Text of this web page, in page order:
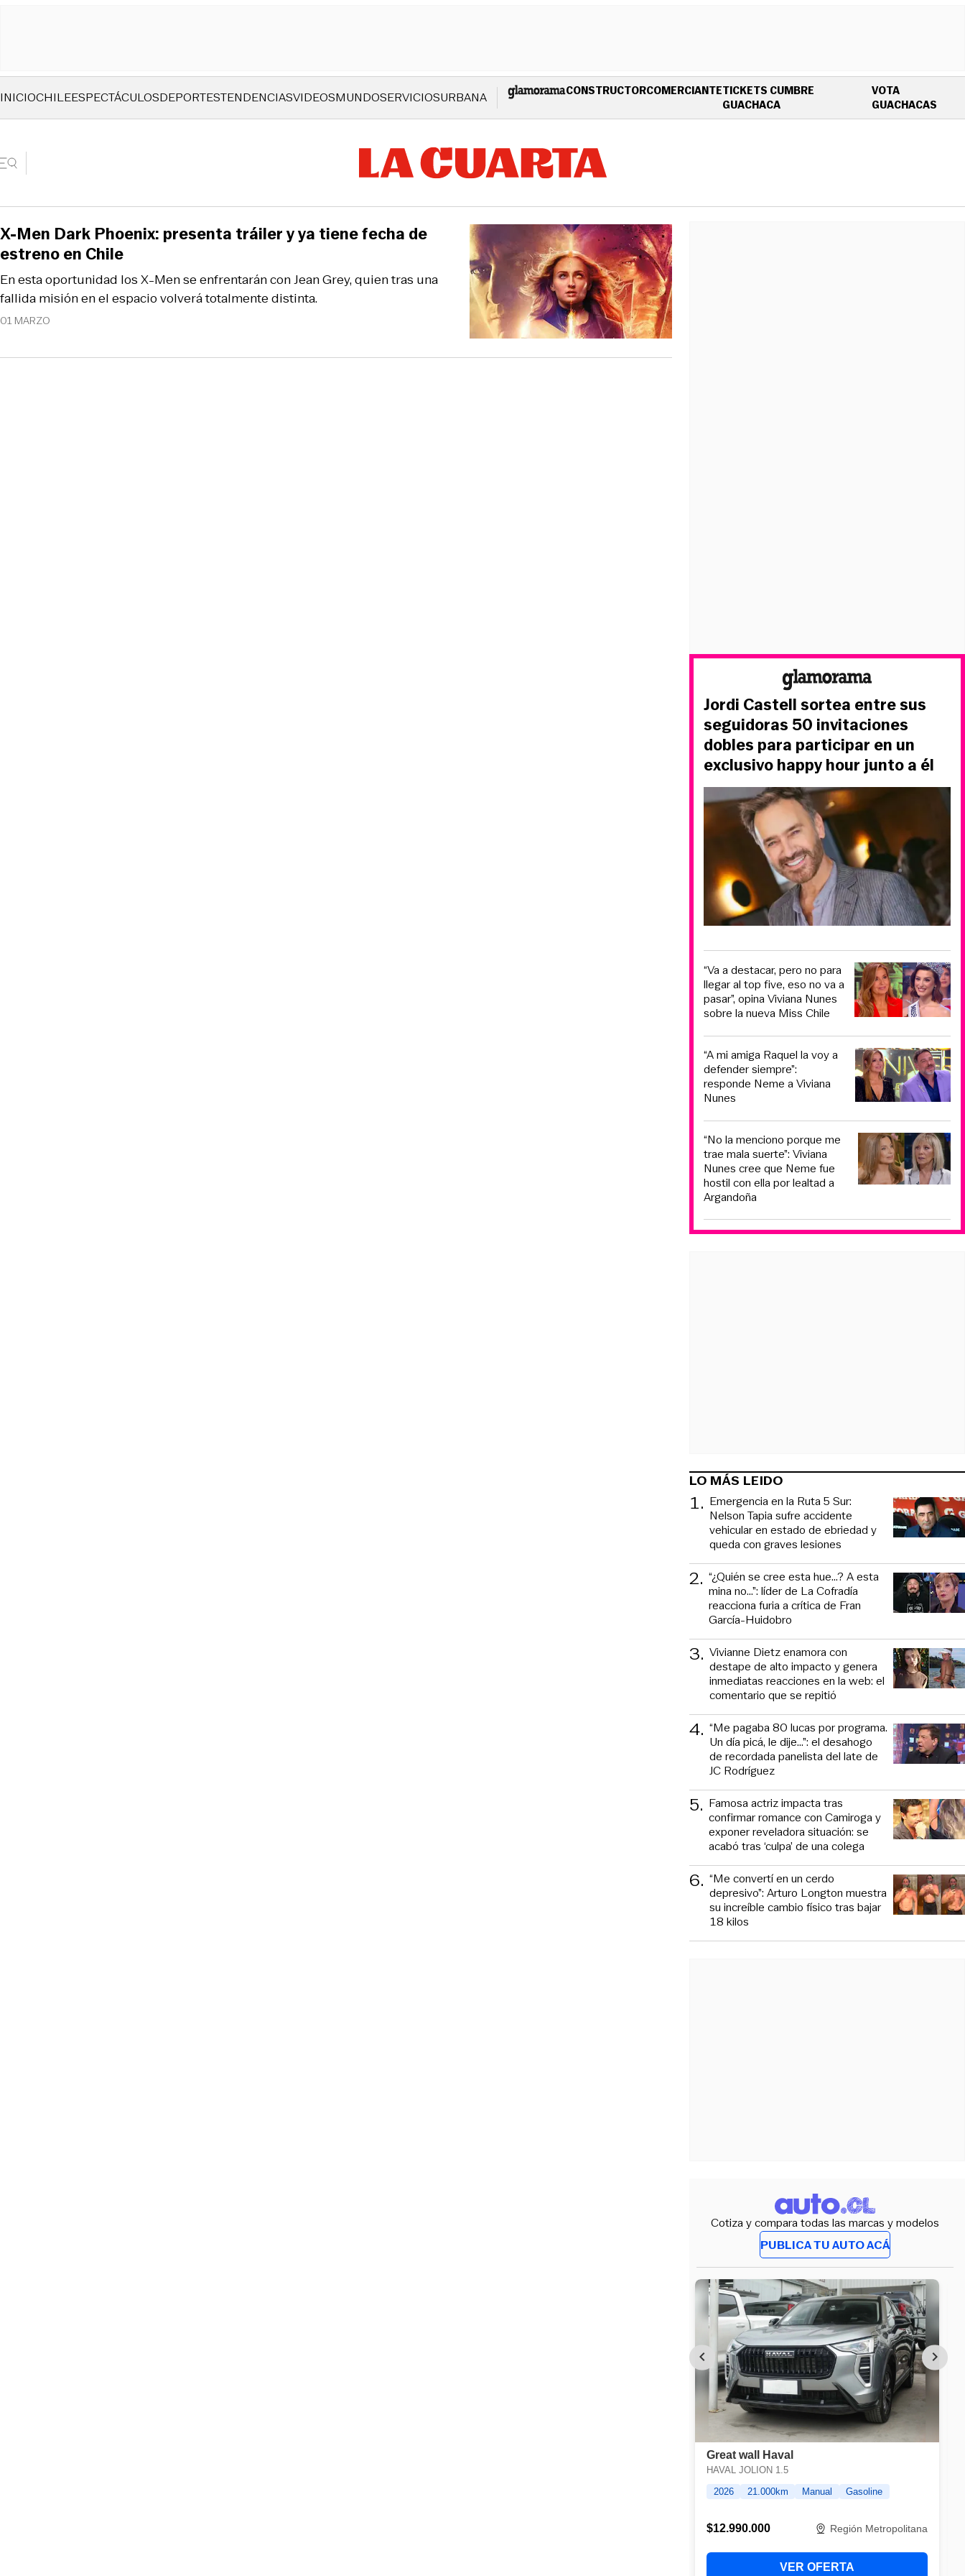
INICIOCHILEESPECTÁCULOSDEPORTESTENDENCIASVIDEOSMUNDOSERVICIOSURBANA CONSTRUCTORCOMERCIANTETICKETS CUMBRE
GUACHACAOPENS IN NEW WINDOW
VOTA
GUACHACAS
01 MARZO
En esta oportunidad los X-Men se enfrentarán con Jean Grey, quien tras una
fallida misión en el espacio volverá totalmente distinta.
X-Men Dark Phoenix: presenta tráiler y ya tiene fecha de
estreno en Chile
Jordi Castell sortea entre sus
seguidoras 50 invitaciones
dobles para participar en un
exclusivo happy hour junto a él
“Va a destacar, pero no para
llegar al top five, eso no va a
pasar”, opina Viviana Nunes
sobre la nueva Miss Chile
“A mi amiga Raquel la voy a
defender siempre”:
responde Neme a Viviana
Nunes
“No la menciono porque me
trae mala suerte”: Viviana
Nunes cree que Neme fue
hostil con ella por lealtad a
Argandoña
LO MÁS LEIDO
1. Emergencia en la Ruta 5 Sur:
Nelson Tapia sufre accidente
vehicular en estado de ebriedad y
queda con graves lesiones
2. “¿Quién se cree esta hue...? A esta
mina no...”: líder de La Cofradía
reacciona furia a crítica de Fran
García-Huidobro
3. Vivianne Dietz enamora con
destape de alto impacto y genera
inmediatas reacciones en la web: el
comentario que se repitió
4. “Me pagaba 80 lucas por programa.
Un día picá, le dije...”: el desahogo
de recordada panelista del late de
JC Rodríguez
5. Famosa actriz impacta tras
confirmar romance con Camiroga y
exponer reveladora situación: se
acabó tras ‘culpa’ de una colega
6. “Me convertí en un cerdo
depresivo”: Arturo Longton muestra
su increíble cambio físico tras bajar
18 kilos
Cotiza y compara todas las marcas y modelos
PUBLICA TU AUTO ACÁ